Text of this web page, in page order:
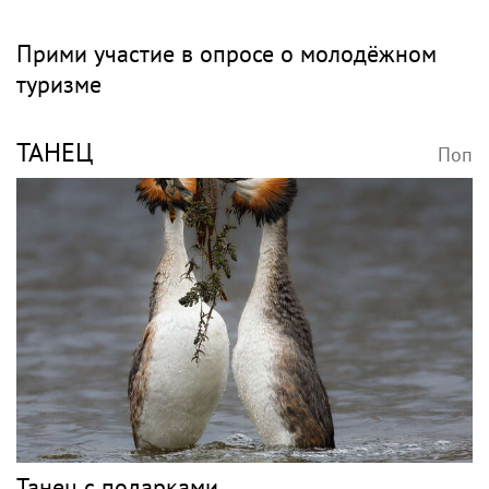
Прими участие в опросе о молодёжном
туризме
ТАНЕЦ Поп